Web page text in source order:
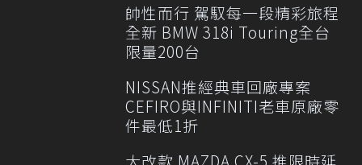
帥性而行 駕馭每一段精彩旅程
全新 BMW 318i Touring全台
限量200台
NISSAN推經典車回廠專案
CEFIRO與INFINITI老車原廠零
件最低1折
大改款 MAZDA CX-5 推限時延